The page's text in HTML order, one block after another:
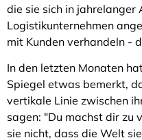
die sie sich in jahrelanger
Logistikunternehmen
mit Kunden verhandeln -
In den letzten Monaten
Spiegel etwas bemerkt,
vertikale Linie zwischen
sagen: "Du machst dir zu
sie nicht, dass die Welt